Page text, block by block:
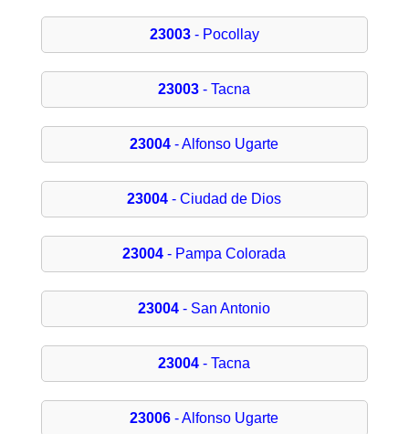
23003- Pocollay
23003 - Tacna
23004 - Alfonso Ugarte
23004 - Ciudad de Dios
23004 - Pampa Colorada
23004 - San Antonio
23004 - Tacna
23006 - Alfonso Ugarte